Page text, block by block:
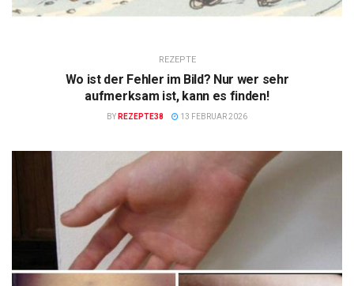
REZEPTE
Wo ist der Fehler im Bild? Nur wer sehr
aufmerksam ist, kann es finden!
BY REZEPTE38 13 FEBRUAR 2026